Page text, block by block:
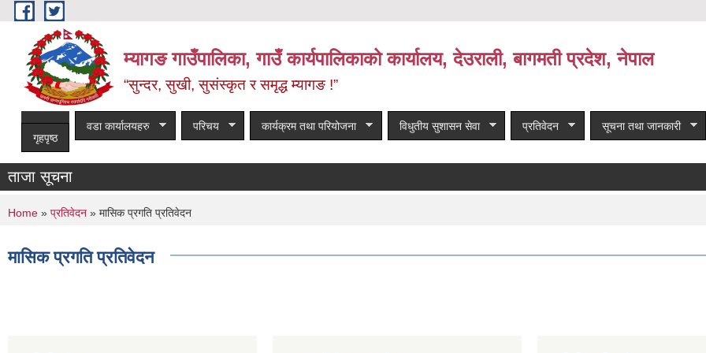
Skip to main content
म्यागङ गाउँपालिका, गाउँ कार्यपालिकाको कार्यालय, देउराली, बागमती प्रदेश, नेपाल
“सुन्दर, सुखी, सुसंस्कृत र समृद्ध म्यागङ !”
गृहपृष्ठ
वडा कार्यालयहरु परिचय कार्यक्रम तथा परियोजना विधुतीय सुशासन सेवा प्रतिवेदन सूचना तथा जानकारी
ताजा सूचना
You are here
Home » प्रतिवेदन » मासिक प्रगति प्रतिवेदन
मासिक प्रगति प्रतिवेदन